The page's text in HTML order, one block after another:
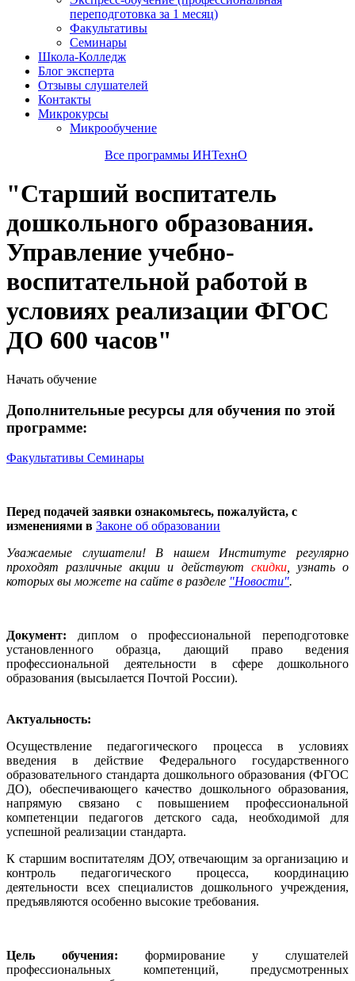
переподготовка за 1 месяц)
Факультативы
Семинары
Школа-Колледж
Блог эксперта
Отзывы слушателей
Контакты
Микрокурсы
Микрообучение
Все программы ИНТехнО
"Старший воспитатель
дошкольного образования.
Управление учебно-
воспитательной работой в
условиях реализации ФГОС
ДО 600 часов"
Начать обучение
Дополнительные ресурсы для обучения по этой
программе:
Факультативы Семинары
Перед подачей заявки ознакомьтесь, пожалуйста, с
изменениями в Законе об образовании
Уважаемые слушатели! В нашем Институте регулярно
проходят различные акции и действуют скидки, узнать о
которых вы можете на сайте в разделе "Новости".
Документ: диплом о профессиональной переподготовке
установленного образца, дающий право ведения
профессиональной деятельности в сфере дошкольного
образования (высылается Почтой России).
Актуальность:
Осуществление педагогического процесса в условиях
введения в действие Федерального государственного
образовательного стандарта дошкольного образования (ФГОС
ДО), обеспечивающего качество дошкольного образования,
напрямую связано с повышением профессиональной
компетенции педагогов детского сада, необходимой для
успешной реализации стандарта.
К старшим воспитателям ДОУ, отвечающим за организацию и
контроль педагогического процесса, координацию
деятельности всех специалистов дошкольного учреждения,
предъявляются особенно высокие требования.
Цель обучения: формирование у слушателей
профессиональных компетенций, предусмотренных